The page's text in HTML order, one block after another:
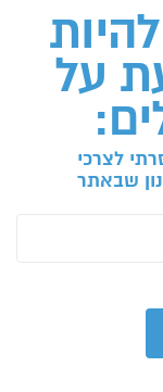
על
לצרכי
שבאתר